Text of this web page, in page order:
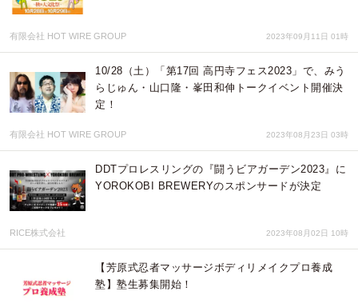
有限会社 HOT WIRE GROUP 2023年09月11日 01時
10/28（土）「第17回 高円寺フェス2023」で、みう
らじゅん・山口隆・峯田和伸トークイベント開催決
定！
有限会社 HOT WIRE GROUP 2023年08月23日 03時
DDTプロレスリングの『闘うビアガーデン2023』に
YOROKOBI BREWERYのスポンサードが決定
RICE株式会社 2023年08月02日 10時
【芳原式忍者マッサージボディリメイクプロ養成
塾】塾生募集開始！